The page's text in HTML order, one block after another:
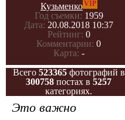
КузьменкоVIP
Год съемки: 1959
Дата: 20.08.2018 10:37
Рейтинг: 0
Комментарии: 0
Карта: -
Всего 523365 фотографий в
300758 постах в5257
категориях.
Это важно